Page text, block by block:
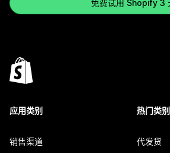
免费试用 Shopify 3
应用类别
销售渠道
热门类别
代发货